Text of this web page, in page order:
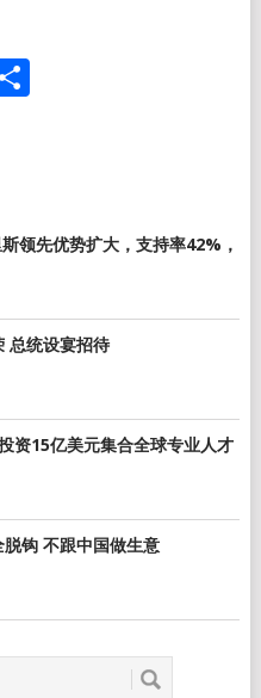
分
领先优势扩大，支持率42%，
总统设宴招待
资15亿美元集合全球专业人才
钩 不跟中国做生意